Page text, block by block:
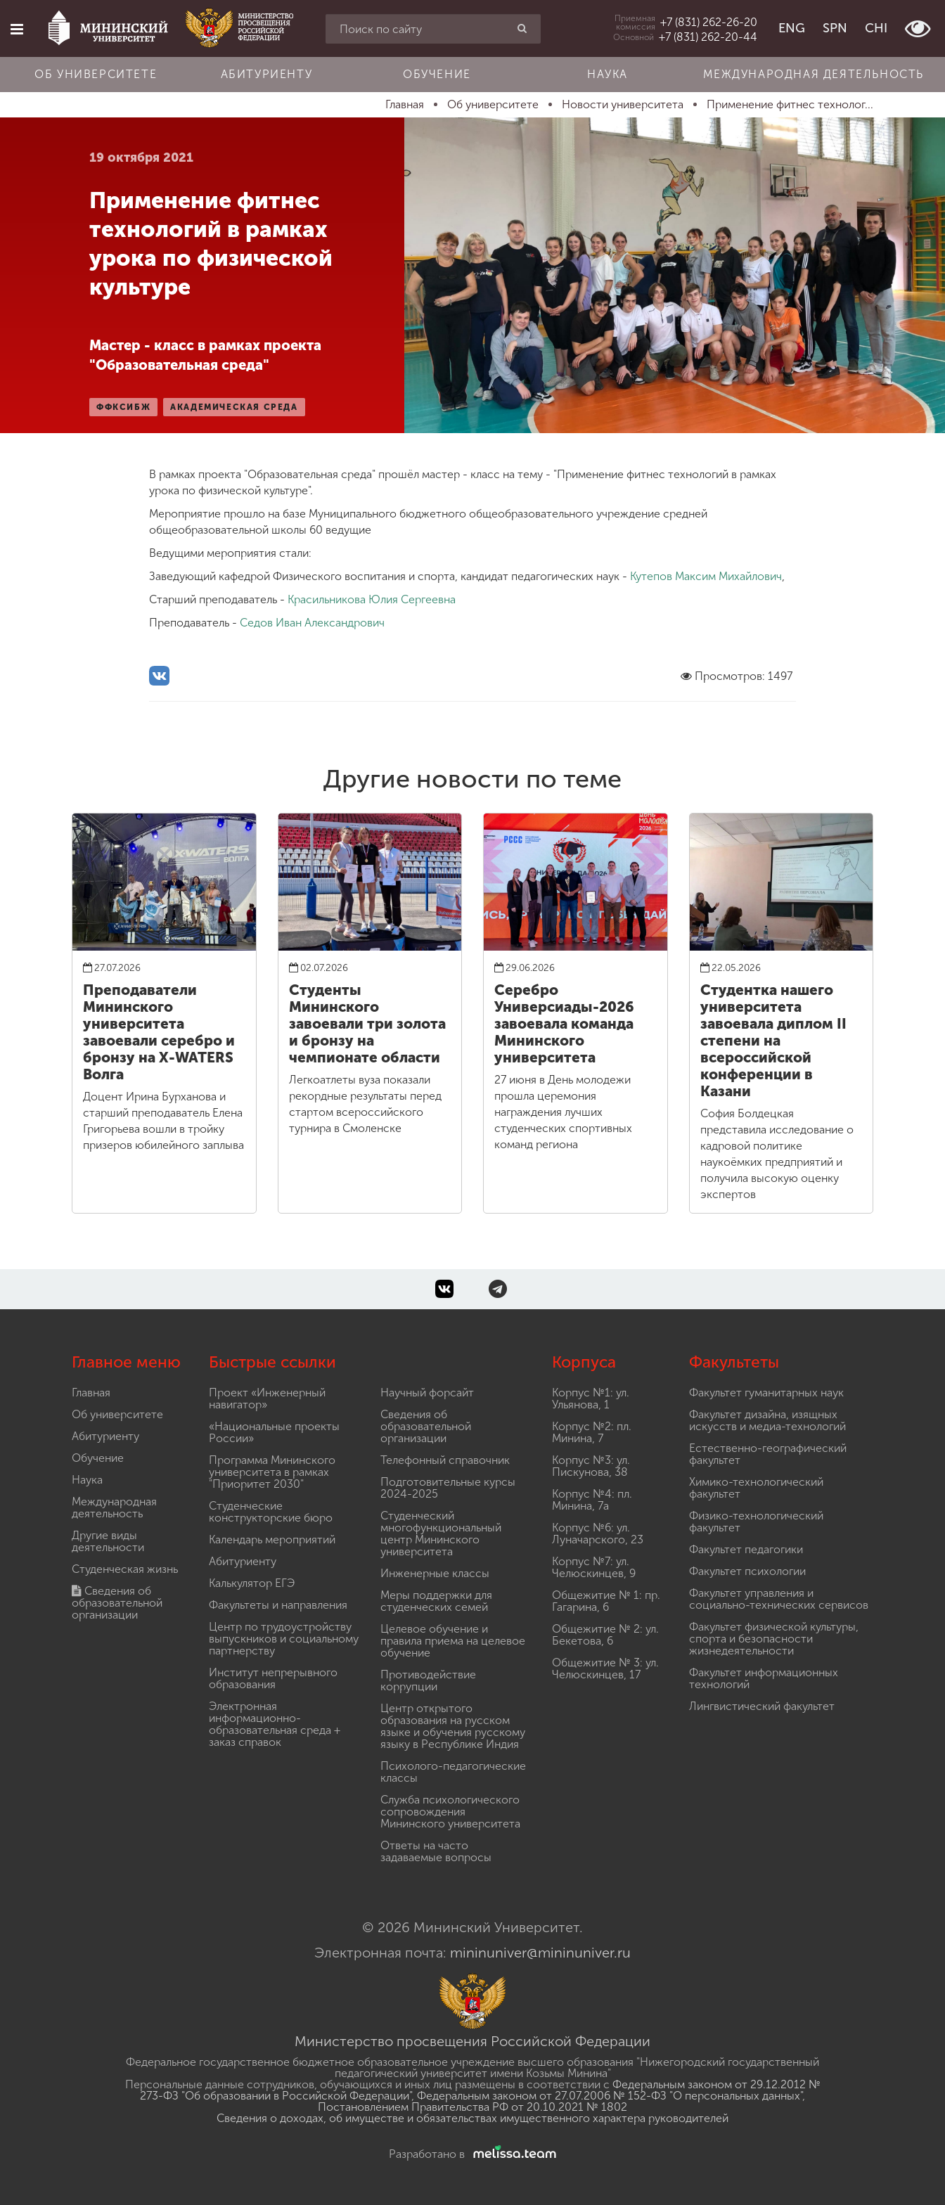
Главная
Об университете
Абитуриенту
Обучение
Международная
деятельность
Другие виды
деятельности
Приемная
комиссия +7 (831) 262-26-20
Основной +7 (831) 262-20-44
ENG SPN CHI
ОБ УНИВЕРСИТЕТЕ АБИТУРИЕНТУ ОБУЧЕНИЕ НАУКА МЕЖДУНАРОДНАЯ ДЕЯТЕЛЬНОСТЬ
Главная Об университете Новости университета Применение фитнес технолог...
19 октября 2021
Применение фитнес
технологий в рамках
урока по физической
культуре
Мастер - класс в рамках проекта
"Образовательная среда"
ФФКСИБЖ АКАДЕМИЧЕСКАЯ СРЕДА
В рамках проекта "Образовательная среда" прошёл мастер - класс на тему - "Применение фитнес технологий в рамках
урока по физической культуре".
Мероприятие прошло на базе Муниципального бюджетного общеобразовательного учреждение средней
общеобразовательной школы 60 ведущие
Ведущими мероприятия стали:
Заведующий кафедрой Физического воспитания и спорта, кандидат педагогических наук - Кутепов Максим Михайлович,
Старший преподаватель - Красильникова Юлия Сергеевна
Преподаватель - Седов Иван Александрович
Просмотров: 1497
Другие новости по теме
27.07.2026
Преподаватели
Мининского
университета
завоевали серебро и
бронзу на X-WATERS
Волга
Доцент Ирина Бурханова и
старший преподаватель Елена
Григорьева вошли в тройку
призеров юбилейного заплыва
02.07.2026
Студенты
Мининского
завоевали три золота
и бронзу на
чемпионате области
Легкоатлеты вуза показали
рекордные результаты перед
стартом всероссийского
турнира в Смоленске
29.06.2026
Серебро
Универсиады-2026
завоевала команда
Мининского
университета
27 июня в День молодежи
прошла церемония
награждения лучших
студенческих спортивных
команд региона
22.05.2026
Студентка нашего
университета
завоевала диплом II
степени на
всероссийской
конференции в
Казани
София Болдецкая
представила исследование о
кадровой политике
наукоёмких предприятий и
получила высокую оценку
экспертов
Главное меню
Главная
Об университете
Абитуриенту
Обучение
Наука
Международная
деятельность
Другие виды
деятельности
Студенческая жизнь
Сведения об
образовательной
организации
Быстрые ссылки
Проект «Инженерный
навигатор»
«Национальные проекты
России»
Программа Мининского
университета в рамках
"Приоритет 2030"
Студенческие
конструкторские бюро
Календарь мероприятий
Абитуриенту
Калькулятор ЕГЭ
Факультеты и направления
Центр по трудоустройству
выпускников и социальному
партнерству
Институт непрерывного
образования
Электронная
информационно-
образовательная среда +
заказ справок
Научный форсайт
Сведения об
образовательной
организации
Телефонный справочник
Подготовительные курсы
2024-2025
Студенческий
многофункциональный
центр Мининского
университета
Инженерные классы
Меры поддержки для
студенческих семей
Целевое обучение и
правила приема на целевое
обучение
Противодействие
коррупции
Центр открытого
образования на русском
языке и обучения русскому
языку в Республике Индия
Психолого-педагогические
классы
Служба психологического
сопровождения
Мининского университета
Ответы на часто
задаваемые вопросы
Корпуса
Корпус №1: ул.
Ульянова, 1
Корпус №2: пл.
Минина, 7
Корпус №3: ул.
Пискунова, 38
Корпус №4: пл.
Минина, 7а
Корпус №6: ул.
Луначарского, 23
Корпус №7: ул.
Челюскинцев, 9
Общежитие № 1: пр.
Гагарина, 6
Общежитие № 2: ул.
Бекетова, 6
Общежитие № 3: ул.
Челюскинцев, 17
Факультеты
Факультет гуманитарных наук
Факультет дизайна, изящных
искусств и медиа-технологий
Естественно-географический
факультет
Химико-технологический
факультет
Физико-технологический
факультет
Факультет педагогики
Факультет психологии
Факультет управления и
социально-технических сервисов
Факультет физической культуры,
спорта и безопасности
жизнедеятельности
Факультет информационных
технологий
Лингвистический факультет
© 2026 Мининский Университет.
Электронная почта: mininuniver@mininuniver.ru
Министерство просвещения Российской Федерации
Федеральное государственное бюджетное образовательное учреждение высшего образования "Нижегородский государственный
педагогический университет имени Козьмы Минина"
Персональные данные сотрудников, обучающихся и иных лиц размещены в соответствии с Федеральным законом от 29.12.2012 №
273-ФЗ "Об образовании в Российской Федерации", Федеральным законом от 27.07.2006 № 152-ФЗ "О персональных данных",
Постановлением Правительства РФ от 20.10.2021 № 1802
Сведения о доходах, об имуществе и обязательствах имущественного характера руководителей
Разработано в